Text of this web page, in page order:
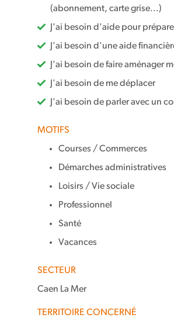
(abonnement, carte grise...)
J'ai besoin d'aide pour
J'ai besoin d'une aide
J'ai besoin de faire aménager
J'ai besoin de me déplacer
J'ai besoin de parler avec un
MOTIFS
Courses / Commerces
Démarches administratives
Loisirs / Vie sociale
Professionnel
Santé
Vacances
SECTEUR
Caen La Mer
TERRITOIRE CONCERNÉ